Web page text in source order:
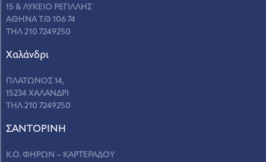
15 & ΛΥΚΕΙΟ ΡΕΓΙΛΛΗΣ
ΑΘΗΝΑ Τ.Θ 106 74
ΤΗΛ 210 7249250
Χαλάνδρι
ΠΛΑΤΩΝΟΣ 14,
15234 ΧΑΛΑΝΔΡΙ
ΤΗΛ 210 7249250
ΣANΤΟΡΙΝΗ
Κ.Ο. ΦΗΡΩΝ – ΚΑΡΤΕΡΑΔΟΥ